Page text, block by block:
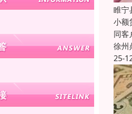
睢宁
小额
同客
徐州
25-